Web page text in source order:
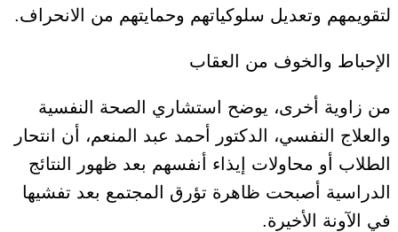
لتقويمهم وتعديل سلوكياتهم وحمايتهم من الانحراف.
الإحباط والخوف من العقاب
من زاوية أخرى، يوضح استشاري الصحة النفسية
والعلاج النفسي، الدكتور أحمد عبد المنعم، أن انتحار
الطلاب أو محاولات إيذاء أنفسهم بعد ظهور النتائج
الدراسية أصبحت ظاهرة تؤرق المجتمع بعد تفشيها
في الآونة الأخيرة.